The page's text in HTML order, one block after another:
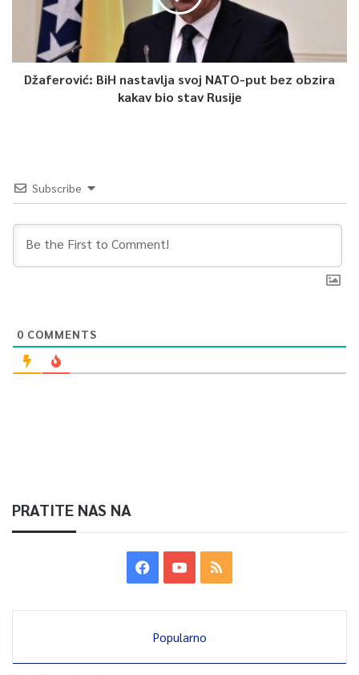
Džaferović: BiH nastavlja svoj NATO-put bez obzira
kakav bio stav Rusije
Subscribe
0 COMMENTS
PRATITE NAS NA
Popularno